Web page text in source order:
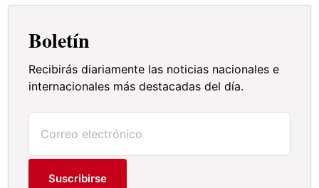
Boletín
Recibirás diariamente las noticias nacionales e
internacionales más destacadas del día.
Suscribirse